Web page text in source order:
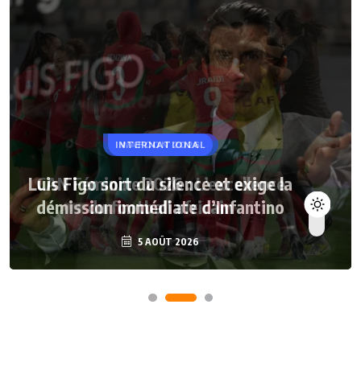
INTERNATIONAL
Luis Figo sort du silence et exige la
démission immédiate d’Infantino
5 AOÛT 2026